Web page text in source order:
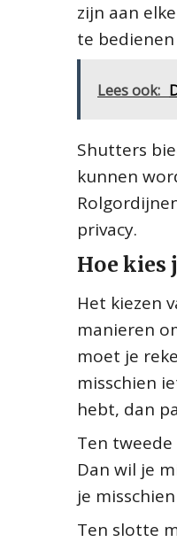
zijn aan
te
Lees ook:
Shutters
kunnen
privacy.
Hoe kies
Het kiezen
manieren
moet je
misschien
hebt, dan
Ten
Dan wil je
je
Ten slotte